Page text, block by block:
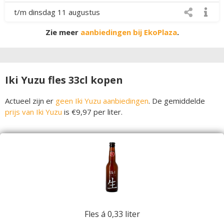
t/m dinsdag 11 augustus
Zie meer aanbiedingen bij EkoPlaza.
Iki Yuzu fles 33cl kopen
Actueel zijn er geen Iki Yuzu aanbiedingen. De gemiddelde
prijs van Iki Yuzu is €9,97 per liter.
Fles á 0,33 liter